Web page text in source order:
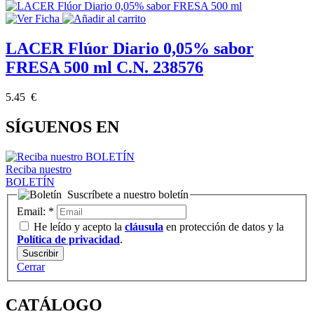
LACER Flúor Diario 0,05% sabor
FRESA 500 ml C.N. 238576
5.45 €
SÍGUENOS EN
Reciba nuestro
BOLETÍN
Suscríbete a nuestro boletín
Email: *
He leído y acepto la cláusula en protección de datos y la
Política de privacidad.
Cerrar
CATÁLOGO